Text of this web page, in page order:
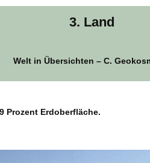
3. Land
Welt in Übersichten – C.
Prozent Erdoberfläche.